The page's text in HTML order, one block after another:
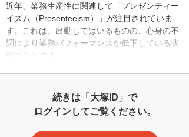
近年、業務生産性に関連して「プレゼンティー
イズム（Presenteeism）」が注目されていま
す。これは、出勤してはいるものの、心身の不
調により業務パフォーマンスが低下している状
態のことです。
続きは「大塚ID」で
ログインしてご覧ください。